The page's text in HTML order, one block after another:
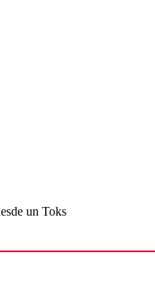
un Toks